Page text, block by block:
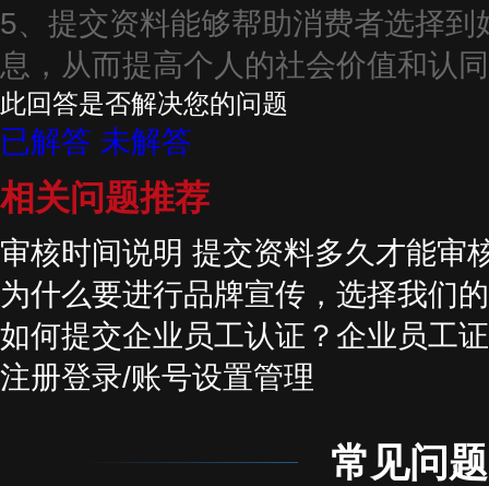
5、提交资料能够帮助消费者选择
息，从而提高个人的社会价值和认
此回答是否解决您的问题
已解答 未解答
相关问题推荐
审核时间说明 提交资料多久才能审
为什么要进行品牌宣传，选择我们
如何提交企业员工认证？企业员工
注册登录/账号设置管理
常见问题